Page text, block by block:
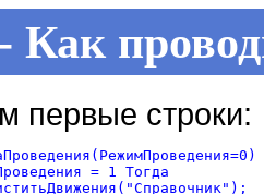
первые строки: